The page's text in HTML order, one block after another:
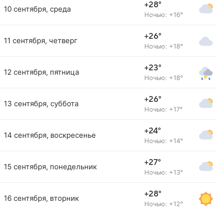
10 сентября, среда +28°
Ночью: +16°
11 сентября, четверг +26°
Ночью: +18°
12 сентября, пятница +23°
Ночью: +18°
13 сентября, суббота +26°
Ночью: +17°
14 сентября, воскресенье +24°
Ночью: +14°
15 сентября, понедельник +27°
Ночью: +13°
16 сентября, вторник +28°
Ночью: +12°